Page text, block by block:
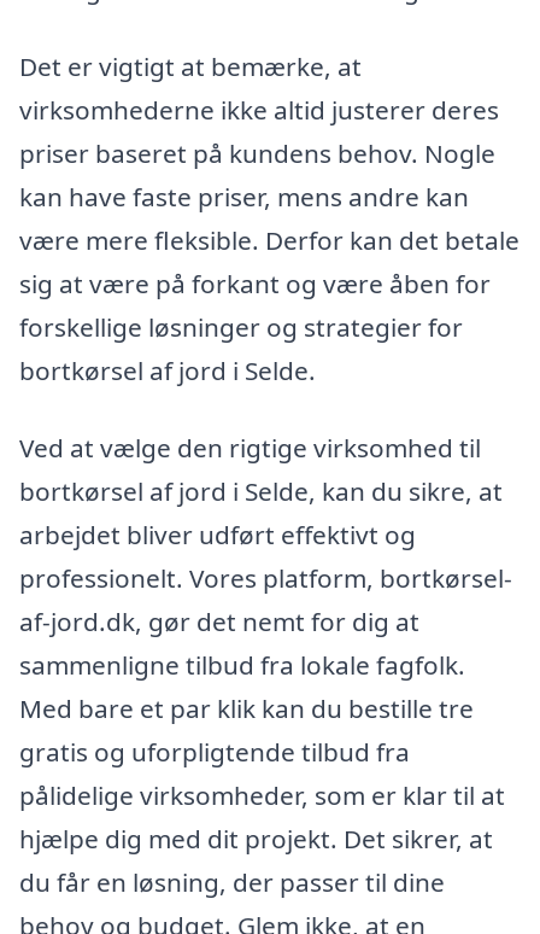
Det er vigtigt at bemærke, at
virksomhederne ikke altid justerer deres
priser baseret på kundens behov. Nogle
kan have faste priser, mens andre kan
være mere fleksible. Derfor kan det betale
sig at være på forkant og være åben for
forskellige løsninger og strategier for
bortkørsel af jord i Selde.
Ved at vælge den rigtige virksomhed til
bortkørsel af jord i Selde, kan du sikre, at
arbejdet bliver udført effektivt og
professionelt. Vores platform, bortkørsel-
af-jord.dk, gør det nemt for dig at
sammenligne tilbud fra lokale fagfolk.
Med bare et par klik kan du bestille tre
gratis og uforpligtende tilbud fra
pålidelige virksomheder, som er klar til at
hjælpe dig med dit projekt. Det sikrer, at
du får en løsning, der passer til dine
behov og budget. Glem ikke, at en